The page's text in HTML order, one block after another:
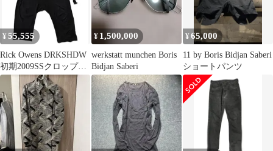
¥ 55,555
Rick Owens DRKSHDW
初期2009SSクロップド
サルエルパンツ
¥ 1,500,000
werkstatt munchen Boris
Bidjan Saberi
¥65,000
11 by Boris Bidjan Saberi
ショートパンツ